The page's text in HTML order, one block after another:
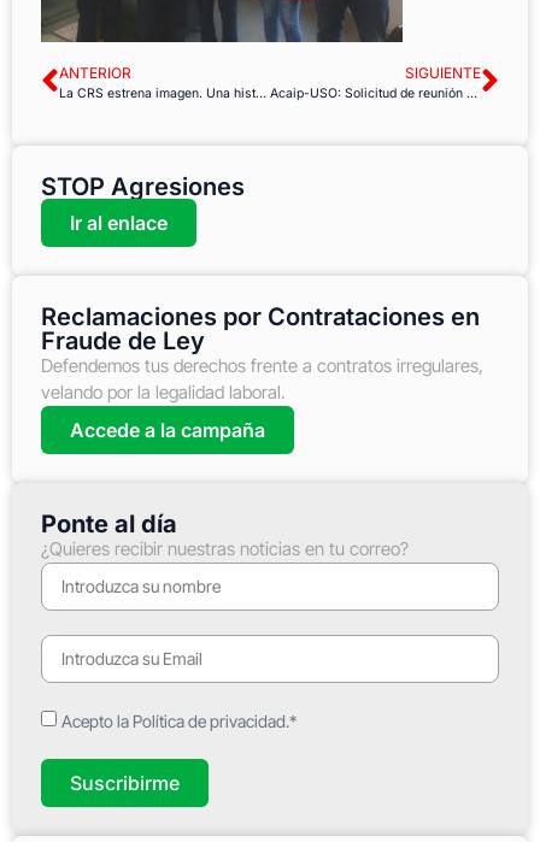
ANTERIOR
La CRS estrena imagen. Una historia de lucha y solidaridad desde 1986
SIGUIENTE
Acaip-USO: Solicitud de reunión urgente con Grande-Marlaska
STOP Agresiones
Ir al enlace
Reclamaciones por Contrataciones en
Fraude de Ley
Defendemos tus derechos frente a contratos irregulares,
velando por la legalidad laboral.
Accede a la campaña
Ponte al día
¿Quieres recibir nuestras noticias en tu correo?
Acepto la Política de privacidad.*
Suscribirme